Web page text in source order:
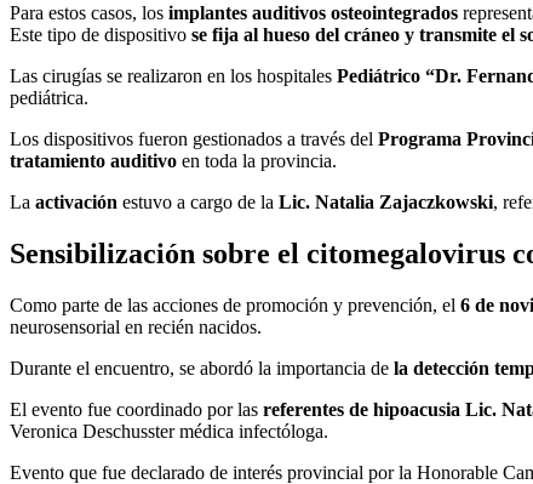
Para estos casos, los implantes auditivos osteointegrados
Este tipo de dispositivo se fija al hueso del cráneo y transmite el
Las cirugías se realizaron en los hospitales Pediátrico “Dr.
pediátrica.
Los dispositivos fueron gestionados a través del Programa
tratamiento auditivo en toda la provincia.
La activación estuvo a cargo de la Lic. Natalia Zajaczkowski,
Sensibilización sobre el citomegalovirus
Como parte de las acciones de promoción y prevención, el 6 de
neurosensorial en recién nacidos.
Durante el encuentro, se abordó la importancia de la detección
El evento fue coordinado por las referentes de hipoacusia Lic.
Veronica Deschusster médica infectóloga.
Evento que fue declarado de interés provincial por la Honorable